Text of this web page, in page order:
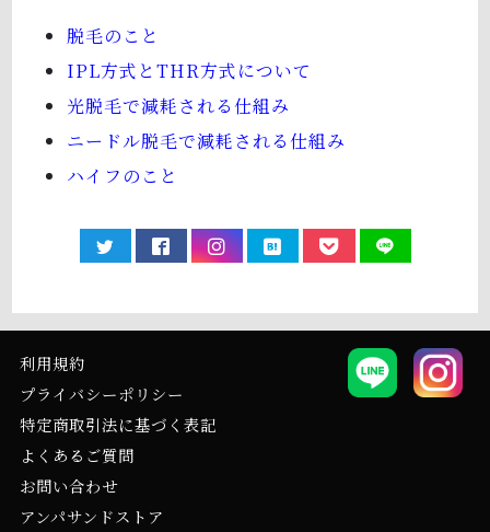
脱毛のこと
IPL方式とTHR方式について
光脱毛で減耗される仕組み
ニードル脱毛で減耗される仕組み
ハイフのこと
利用規約
プライバシーポリシー
特定商取引法に基づく表記
よくあるご質問
お問い合わせ
アンパサンドストア